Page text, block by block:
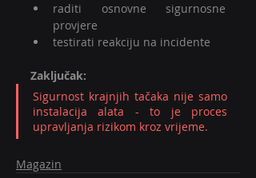
raditi osnovne sigurnosne
provjere
testirati reakciju na incidente
Zaključak:
Sigurnost krajnjih tačaka nije samo
instalacija alata - to je proces
upravljanja rizikom kroz vrijeme.
Magazin